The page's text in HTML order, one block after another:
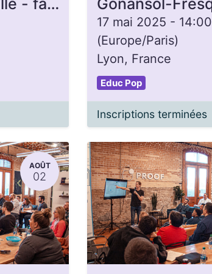
Formation Scicabulle - facilitation d'ateliers de réflexion / sensibilisation
17 mai 2025 - 14:00
(Europe/Paris)
Lyon, France
Educ Pop
Inscriptions terminées
AOÛT
02